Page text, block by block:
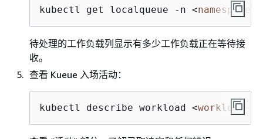
kubectl get localqueue -n <namespace
待处理的工作负载列显示有多少工作负载正在等待接
收。
查看 Kueue 入场活动：
kubectl describe workload <workload-